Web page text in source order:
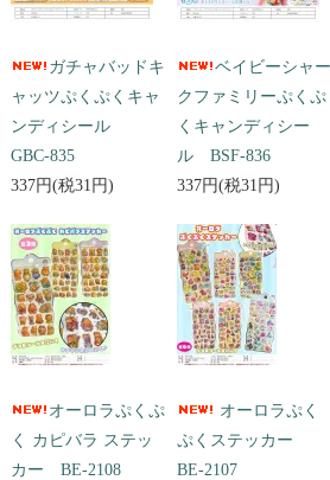
ガチャバッドキ
ャッツぷくぷくキャ
ンディシール
GBC-835
337円(税31円)
ベイビーシャー
クファミリーぷくぷ
くキャンディシー
ル BSF-836
337円(税31円)
オーロラぷくぷ
く カピバラ ステッ
カー BE-2108
オーロラぷく
ぷくステッカー
BE-2107